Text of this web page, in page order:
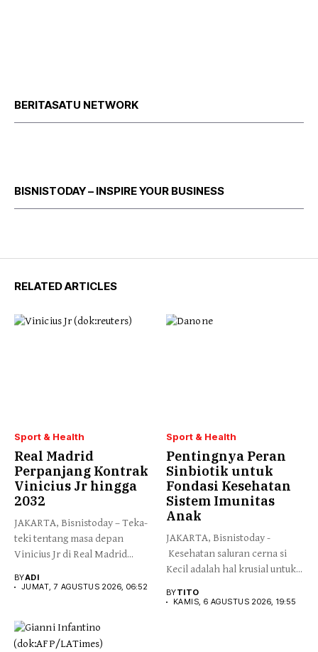
BERITASATU NETWORK
BISNISTODAY – INSPIRE YOUR BUSINESS
RELATED ARTICLES
Sport & Health
Real Madrid
Perpanjang Kontrak
Vinicius Jr hingga
2032
JAKARTA, Bisnistoday – Teka-
teki tentang masa depan
Vinicius Jr di Real Madrid...
BYADI
JUMAT, 7 AGUSTUS 2026, 06:52
Sport & Health
Pentingnya Peran
Sinbiotik untuk
Fondasi Kesehatan
Sistem Imunitas
Anak
JAKARTA, Bisnistoday -
Kesehatan saluran cerna si
Kecil adalah hal krusial untuk...
BYTITO
KAMIS, 6 AGUSTUS 2026, 19:55